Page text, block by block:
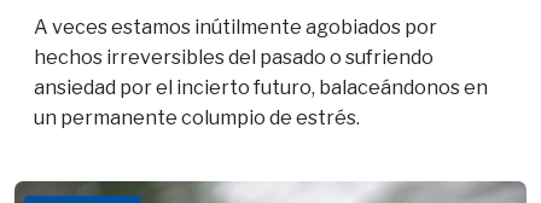
A veces estamos inútilmente agobiados por
hechos irreversibles del pasado o sufriendo
ansiedad por el incierto futuro, balaceándonos en
un permanente columpio de estrés.